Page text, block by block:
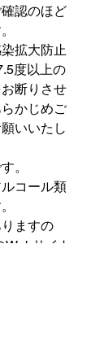
認のほど
拡大防止
度以上の
断りさせ
かじめご
いいたし
。
コール類
ますの
サイト